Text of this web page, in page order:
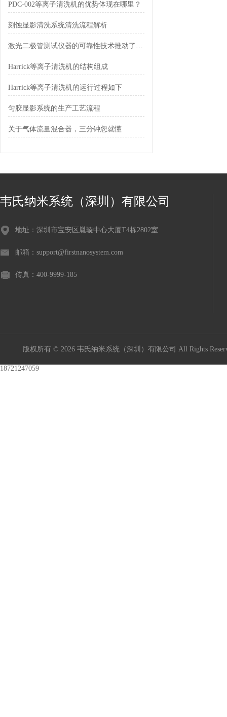
PDC-002等离子清洗机的优势体现在哪里？
刻蚀显影清洗系统清洗流程解析
激光二极管测试仪器的可靠性技术推动了行业的发展
Harrick等离子清洗机的结构组成
Harrick等离子清洗机的运行过程如下
匀胶显影系统的生产工艺流程
关于气体流量混合器，三分钟您就懂
韦氏纳米系统（深圳）有限公司
地址：深圳市宝安区胤璇中心大厦T4栋2802室
邮箱：support@firstnanosystem.com
传真：400-9999-185
版权所有 © 2026 韦氏纳米系统（深圳）有限公司 All Rights
18721247059